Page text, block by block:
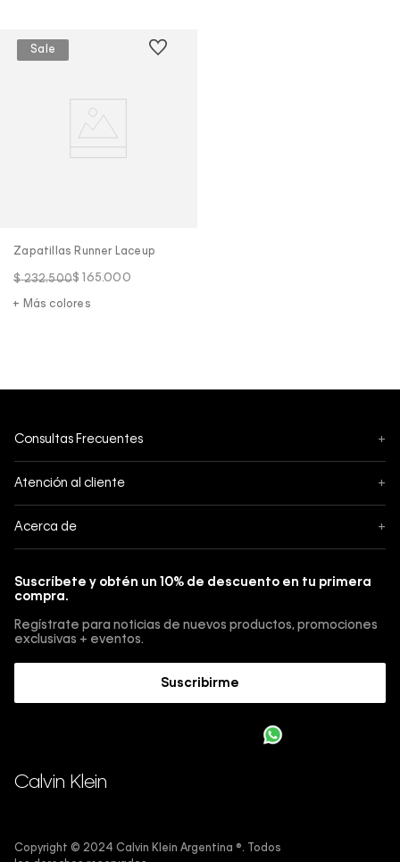
Zapatillas Runner Laceup
$ 232.500$ 165.000
+ Más colores
Consultas Frecuentes +
Pedidos
Cambios, envios y devoluciones
Guía de talles
Atención al cliente +
Botón de Arrepentimiento
Acerca de +
Guía de jeans
Guía de cuidado Denim
Suscríbete y obtén un 10% de descuento en tu primera
compra.
Regístrate para noticias de nuevos productos, promociones
exclusivas + eventos.
Suscribirme
Calvin Klein
Copyright © 2024 Calvin Klein Argentina ®. Todos